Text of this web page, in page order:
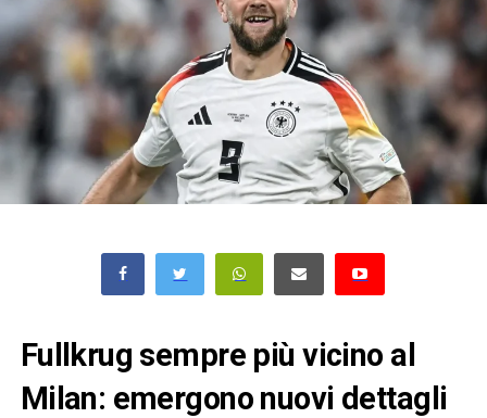
Fullkrug sempre più vicino al
Milan: emergono nuovi dettagli